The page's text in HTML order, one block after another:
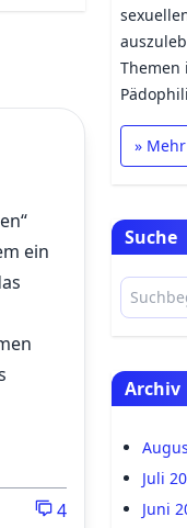
ein
4
Themen
»
Suche
Archiv
Juli
Juni